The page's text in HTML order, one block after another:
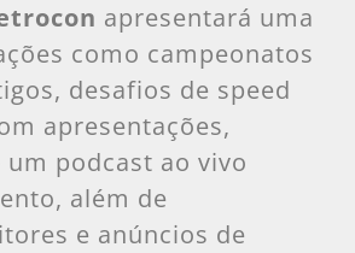
apresentará uma
como campeonatos
desafios de speed
apresentações,
um podcast ao vivo
além de
e anúncios de